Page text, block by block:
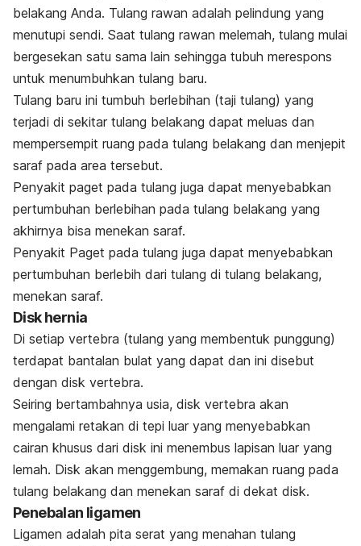
belakang Anda. Tulang rawan adalah pelindung yang
menutupi sendi. Saat tulang rawan melemah, tulang mulai
bergesekan satu sama lain sehingga tubuh merespons
untuk menumbuhkan tulang baru.
Tulang baru ini tumbuh berlebihan (taji tulang) yang
terjadi di sekitar tulang belakang dapat meluas dan
mempersempit ruang pada tulang belakang dan menjepit
saraf pada area tersebut.
Penyakit paget pada tulang juga dapat menyebabkan
pertumbuhan berlebihan pada tulang belakang yang
akhirnya bisa menekan saraf.
Penyakit Paget pada tulang juga dapat menyebabkan
pertumbuhan berlebih dari tulang di tulang belakang,
menekan saraf.
Disk hernia
Di setiap vertebra (tulang yang membentuk punggung)
terdapat bantalan bulat yang dapat dan ini disebut
dengan disk vertebra.
Seiring bertambahnya usia, disk vertebra akan
mengalami retakan di tepi luar yang menyebabkan
cairan khusus dari disk ini menembus lapisan luar yang
lemah. Disk akan menggembung, memakan ruang pada
tulang belakang dan menekan saraf di dekat disk.
Penebalan ligamen
Ligamen adalah pita serat yang menahan tulang